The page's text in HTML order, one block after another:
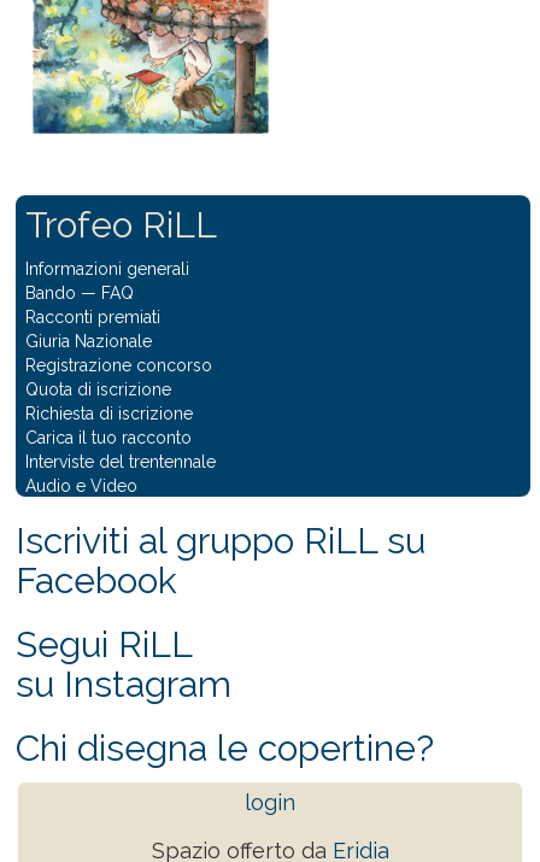
Trofeo RiLL
Informazioni generali
Bando — FAQ
Racconti premiati
Giuria Nazionale
Registrazione concorso
Quota di iscrizione
Richiesta di iscrizione
Carica il tuo racconto
Interviste del trentennale
Audio e Video
Iscriviti al gruppo RiLL su
Facebook
Segui RiLL
su Instagram
Chi disegna le copertine?
login
Spazio offerto da Eridia